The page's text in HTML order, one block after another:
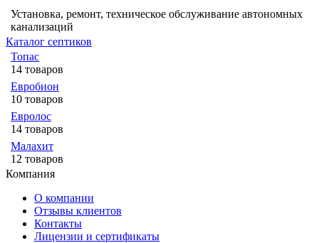
Установка, ремонт, техническое обслуживание автономных
канализаций
Каталог септиков
Топас
14 товаров
Евробион
10 товаров
Евролос
14 товаров
Малахит
12 товаров
Компания
О компании
Отзывы клиентов
Контакты
Лицензии и сертификаты